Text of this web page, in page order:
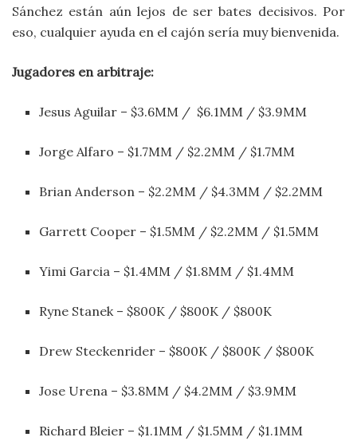
Sánchez están aún lejos de ser bates decisivos. Por
eso, cualquier ayuda en el cajón sería muy bienvenida.
Jugadores en arbitraje:
Jesus Aguilar – $3.6MM / $6.1MM / $3.9MM
Jorge Alfaro – $1.7MM / $2.2MM / $1.7MM
Brian Anderson – $2.2MM / $4.3MM / $2.2MM
Garrett Cooper – $1.5MM / $2.2MM / $1.5MM
Yimi Garcia – $1.4MM / $1.8MM / $1.4MM
Ryne Stanek – $800K / $800K / $800K
Drew Steckenrider – $800K / $800K / $800K
Jose Urena – $3.8MM / $4.2MM / $3.9MM
Richard Bleier – $1.1MM / $1.5MM / $1.1MM